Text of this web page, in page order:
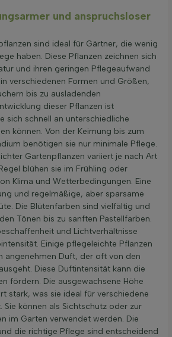
und anspruchsloser
sind ideal für Gärtner, die wenig
haben. Diese Pflanzen zeichnen sich
und ihren geringen Pflegeaufwand
verschiedenen Formen und Größen,
bis zu ausladenden
dieser Pflanzen ist
sich schnell an unterschiedliche
können. Von der Keimung bis zum
benötigen sie nur minimale Pflege.
Gartenpflanzen variiert je nach Art
blühen sie im Frühling oder
Klima und Wetterbedingungen. Eine
und regelmäßige, aber sparsame
Die Blütenfarben sind vielfältig und
Tönen bis zu sanften Pastellfarben.
und Lichtverhältnisse
Einige pflegeleichte Pflanzen
angenehmen Duft, der oft von den
Diese Duftintensität kann die
fördern. Die ausgewachsene Höhe
stark, was sie ideal für verschiedene
Sie können als Sichtschutz oder zur
im Garten verwendet werden. Die
die richtige Pflege sind entscheidend